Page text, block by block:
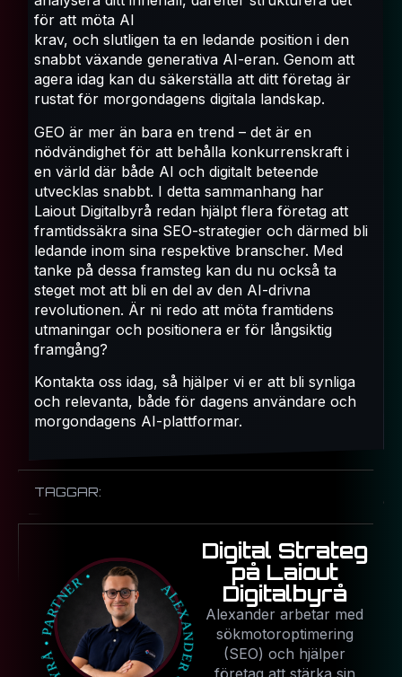
för att möta AI
krav, och slutligen ta en ledande position i den
snabbt växande generativa AI-eran. Genom att
agera idag kan du säkerställa att ditt företag är
rustat för morgondagens digitala landskap.
GEO är mer än bara en trend – det är en
nödvändighet för att behålla konkurrenskraft i
en värld där både AI och digitalt beteende
utvecklas snabbt. I detta sammanhang har
Laiout Digitalbyrå redan hjälpt flera företag att
framtidssäkra sina SEO-strategier och därmed bli
ledande inom sina respektive branscher. Med
tanke på dessa framsteg kan du nu också ta
steget mot att bli en del av den AI-drivna
revolutionen. Är ni redo att möta framtidens
utmaningar och positionera er för långsiktig
framgång?
Kontakta oss idag, så hjälper vi er att bli synliga
och relevanta, både för dagens användare och
morgondagens AI-plattformar.
TAGGAR:
Digital Strateg
på Laiout
Digitalbyrå
Alexander arbetar med
sökmotoroptimering
(SEO) och hjälper
företag att stärka sin